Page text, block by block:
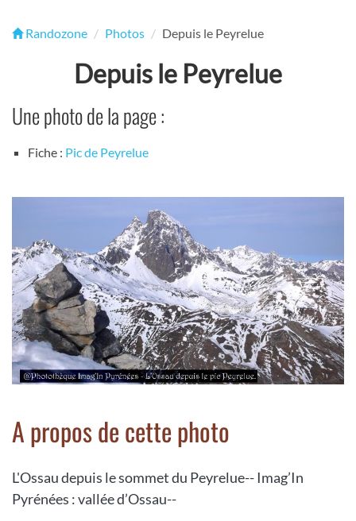
Randozone Photos Depuis le Peyrelue
Depuis le Peyrelue
Une photo de la page :
Fiche : Pic de Peyrelue
A propos de cette photo
L'Ossau depuis le sommet du Peyrelue-- Imag’In
Pyrénées : vallée d’Ossau--